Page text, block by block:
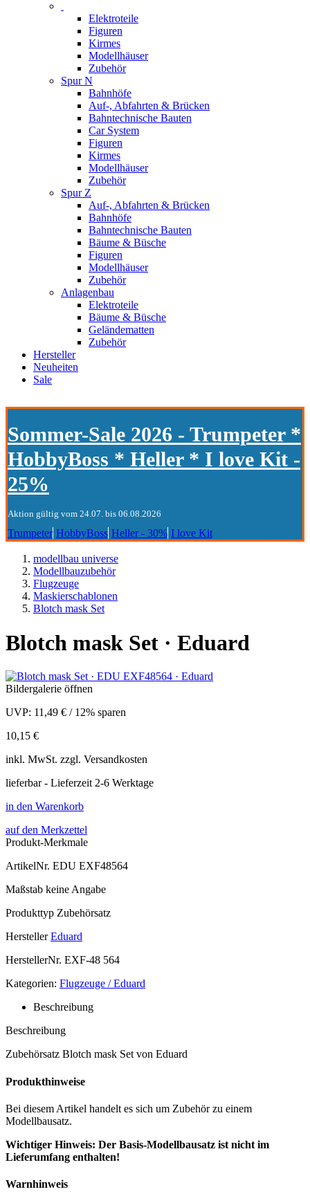
Elektroteile
Figuren
Kirmes
Modellhäuser
Zubehör
Spur N
Bahnhöfe
Auf-, Abfahrten & Brücken
Bahntechnische Bauten
Car System
Figuren
Kirmes
Modellhäuser
Zubehör
Spur Z
Auf-, Abfahrten & Brücken
Bahnhöfe
Bahntechnische Bauten
Bäume & Büsche
Figuren
Modellhäuser
Zubehör
Anlagenbau
Elektroteile
Bäume & Büsche
Geländematten
Zubehör
Hersteller
Neuheiten
Sale
Sommer-Sale 2026 - Trumpeter *
HobbyBoss * Heller * I love Kit -
25%
Aktion gültig vom 24.07. bis 06.08.2026
Trumpeter HobbyBoss Heller - 30% I love Kit
modellbau universe
Modellbauzubehör
Flugzeuge
Maskierschablonen
Blotch mask Set
Blotch mask Set · Eduard
Bildergalerie öffnen
UVP: 11,49 € / 12% sparen
10,15 €
inkl. MwSt. zzgl. Versandkosten
lieferbar - Lieferzeit 2-6 Werktage
in den Warenkorb
auf den Merkzettel
Produkt-Merkmale
ArtikelNr. EDU EXF48564
Maßstab keine Angabe
Produkttyp Zubehörsatz
Hersteller Eduard
HerstellerNr. EXF-48 564
Kategorien: Flugzeuge / Eduard
Beschreibung
Beschreibung
Zubehörsatz Blotch mask Set von Eduard
Produkthinweise
Bei diesem Artikel handelt es sich um Zubehör zu einem
Modellbausatz.
Wichtiger Hinweis: Der Basis-Modellbausatz ist nicht im
Lieferumfang enthalten!
Warnhinweis